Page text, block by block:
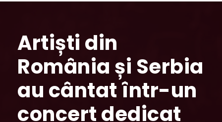
Artiști din
România și Serbia
au cântat într-un
concert dedicat